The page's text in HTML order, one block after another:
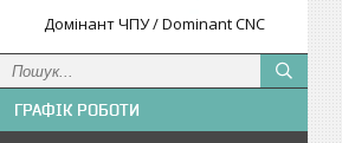
Домінант ЧПУ / Dominant CNC
ГРАФІК РОБОТИ